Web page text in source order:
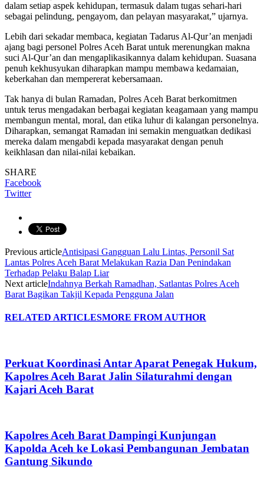
dalam setiap aspek kehidupan, termasuk dalam tugas sehari-hari
sebagai pelindung, pengayom, dan pelayan masyarakat,” ujarnya.
Lebih dari sekadar membaca, kegiatan Tadarus Al-Qur’an menjadi
ajang bagi personel Polres Aceh Barat untuk merenungkan makna
suci Al-Qur’an dan mengaplikasikannya dalam kehidupan. Suasana
penuh kekhusyukan diharapkan mampu membawa kedamaian,
keberkahan dan mempererat kebersamaan.
Tak hanya di bulan Ramadan, Polres Aceh Barat berkomitmen
untuk terus mengadakan berbagai kegiatan keagamaan yang mampu
membangun mental, moral, dan etika luhur di kalangan personelnya.
Diharapkan, semangat Ramadan ini semakin menguatkan dedikasi
mereka dalam mengabdi kepada masyarakat dengan penuh
keikhlasan dan nilai-nilai kebaikan.
SHARE
Facebook
Twitter
Previous articleAntisipasi Gangguan Lalu Lintas, Personil Sat
Lantas Polres Aceh Barat Melakukan Razia Dan Penindakan
Terhadap Pelaku Balap Liar
Next articleIndahnya Berkah Ramadhan, Satlantas Polres Aceh
Barat Bagikan Takjil Kepada Pengguna Jalan
RELATED ARTICLESMORE FROM AUTHOR
Perkuat Koordinasi Antar Aparat Penegak Hukum,
Kapolres Aceh Barat Jalin Silaturahmi dengan
Kajari Aceh Barat
Kapolres Aceh Barat Dampingi Kunjungan
Kapolda Aceh ke Lokasi Pembangunan Jembatan
Gantung Sikundo